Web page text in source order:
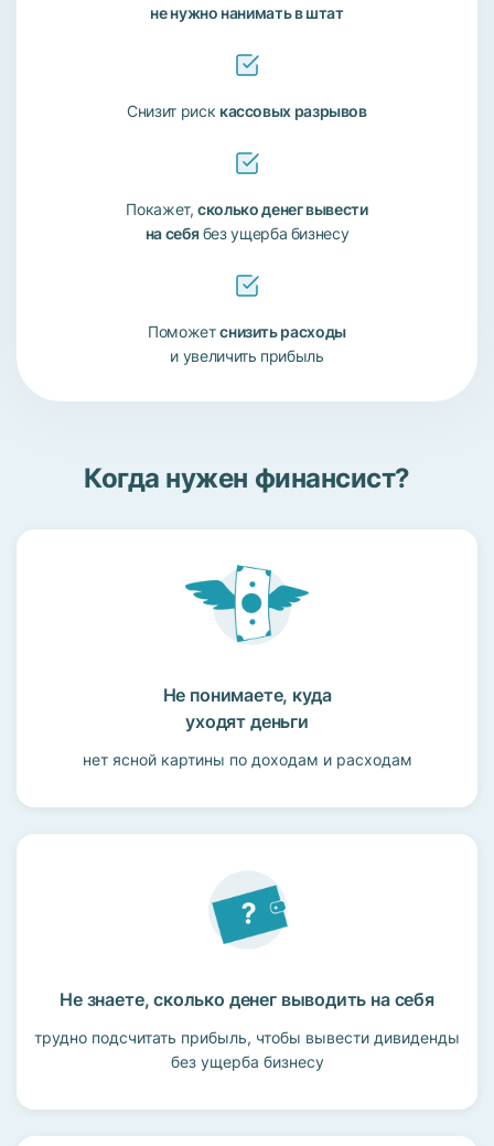
не нужно нанимать в штат
Снизит риск кассовых разрывов
Покажет,сколько денег вывести
на себябез ущерба бизнесу
Поможетснизить расходы
и увеличить прибыль
Когда нужен финансист?
Не понимаете, куда
уходят деньги
нет ясной картины по доходам и расходам
Не знаете, сколько денег выводить на себя
трудно подсчитать прибыль, чтобы вывести дивиденды
без ущерба бизнесу